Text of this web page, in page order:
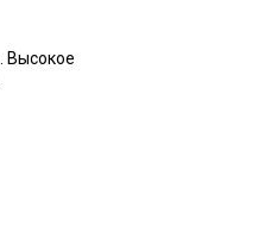
Высокое